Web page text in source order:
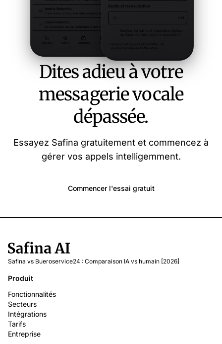
Dites adieu à votre
messagerie vocale
dépassée.
Essayez Safina gratuitement et commencez à
gérer vos appels intelligemment.
Commencer l'essai gratuit
Safina vs Bueroservice24 : Comparaison IA vs humain [2026]
Produit
Fonctionnalités
Secteurs
Intégrations
Tarifs
Entreprise